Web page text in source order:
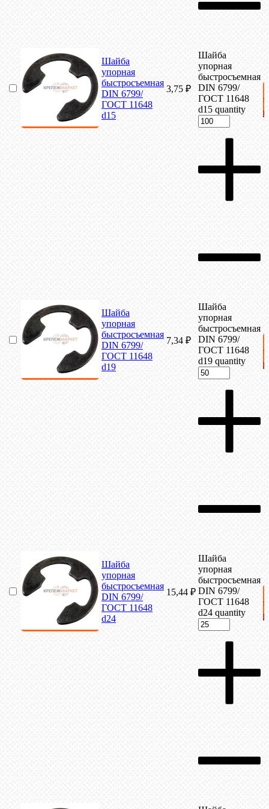
Шайба
упорная
быстросъемная
DIN 6799/
ГОСТ 11648
d15
3,75 ₽
Шайба
упорная
быстросъемная
DIN 6799/
ГОСТ 11648
d15 quantity
В
Шайба
упорная
быстросъемная
DIN 6799/
ГОСТ 11648
d19
7,34 ₽
Шайба
упорная
быстросъемная
DIN 6799/
ГОСТ 11648
d19 quantity
В
Шайба
упорная
быстросъемная
DIN 6799/
ГОСТ 11648
d24
15,44 ₽
Шайба
упорная
быстросъемная
DIN 6799/
ГОСТ 11648
d24 quantity
В